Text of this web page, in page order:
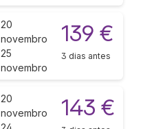
20
novembro
25
novembro
139 €
3 dias antes
20
novembro
143 €